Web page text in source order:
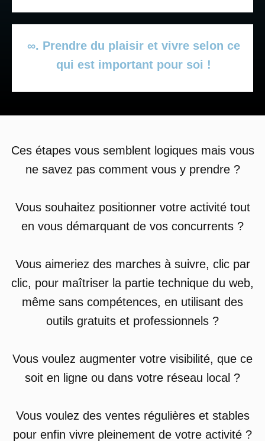
∞. Prendre du plaisir et vivre selon ce
qui est important pour soi !
Ces étapes vous semblent logiques mais vous
ne savez pas comment vous y prendre ?
Vous souhaitez positionner votre activité tout
en vous démarquant de vos concurrents ?
Vous aimeriez des marches à suivre, clic par
clic, pour maîtriser la partie technique du web,
même sans compétences, en utilisant des
outils gratuits et professionnels ?
Vous voulez augmenter votre visibilité, que ce
soit en ligne ou dans votre réseau local ?
Vous voulez des ventes régulières et stables
pour enfin vivre pleinement de votre activité ?